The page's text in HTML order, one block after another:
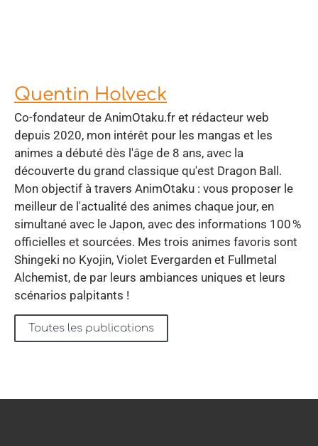
Quentin Holveck
Co-fondateur de AnimOtaku.fr et rédacteur web
depuis 2020, mon intérêt pour les mangas et les
animes a débuté dès l'âge de 8 ans, avec la
découverte du grand classique qu'est Dragon Ball.
Mon objectif à travers AnimOtaku : vous proposer le
meilleur de l'actualité des animes chaque jour, en
simultané avec le Japon, avec des informations 100 %
officielles et sourcées. Mes trois animes favoris sont
Shingeki no Kyojin, Violet Evergarden et Fullmetal
Alchemist, de par leurs ambiances uniques et leurs
scénarios palpitants !
Toutes les publications